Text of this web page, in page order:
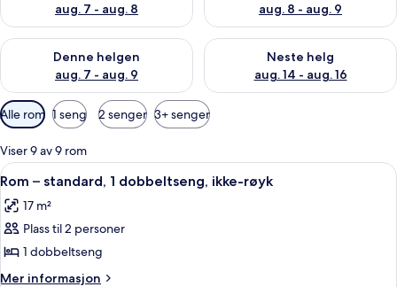
aug. 7 - aug. 8
aug. 8 - aug. 9
Denne helgen
aug. 7 - aug. 9
Sjekk tilgjengelighet for denne helgen, aug. 7 - aug. 9
Neste helg
aug. 14 - aug. 16
Sjekk tilgjengelighet for neste
Tilgjengelige
filtre
for
rom
Alle rom 1 seng 2 senger 3+ senger
Viser 9 av 9 rom
Åpne
alle
bildene
av
Rom
–
Rom – standard, 1 dobbeltseng,
2
Rom – standard, 1 dobbeltseng, ikke-røyk
17 m²
Plass til 2 personer
1 dobbeltseng
Mer informasjon
Mer